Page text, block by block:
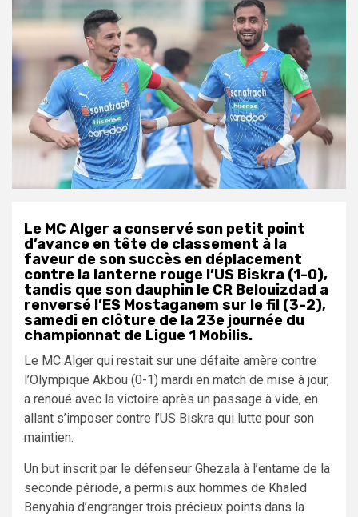
Le MC Alger a conservé son petit point
d’avance en tête de classement à la
faveur de son succès en déplacement
contre la lanterne rouge l’US Biskra (1-0),
tandis que son dauphin le CR Belouizdad a
renversé l’ES Mostaganem sur le fil (3-2),
samedi en clôture de la 23e journée du
championnat de Ligue 1 Mobilis.
Le MC Alger qui restait sur une défaite amère contre
l’Olympique Akbou (0-1) mardi en match de mise à jour,
a renoué avec la victoire après un passage à vide, en
allant s’imposer contre l’US Biskra qui lutte pour son
maintien.
Un but inscrit par le défenseur Ghezala à l’entame de la
seconde période, a permis aux hommes de Khaled
Benyahia d’engranger trois précieux points dans la